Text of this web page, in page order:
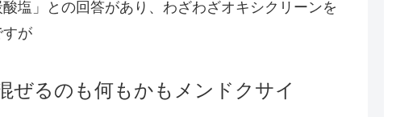
塩」との回答があり、わざわざオキシクリーンを
すが
ぜるのも何もかもメンドクサイ